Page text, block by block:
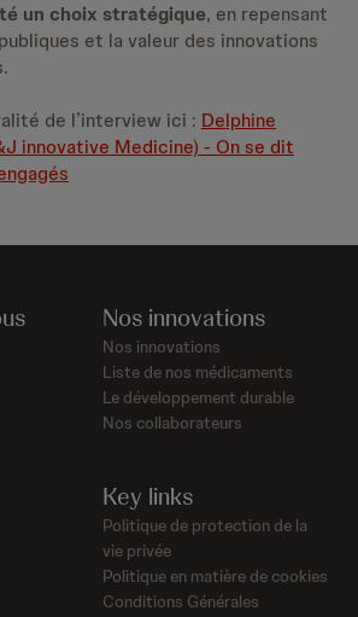
un choix stratégique, en repensant
et la valeur des innovations
de l’interview ici : Delphine
innovative Medicine) - On se dit
Nos innovations
Nos innovations
Liste de nos médicaments
Le développement durable
Nos collaborateurs
Key links
Politique de protection de la
vie privée
Politique en matière de cookies
Conditions Générales